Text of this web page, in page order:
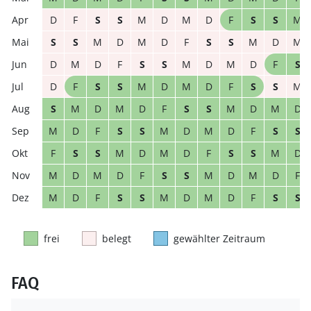
D
F S S M D M D F S S
M
S
S M D M D F S S M D
M
D
M D F S S M D M D F
S
D
F S S M D M D F S S
M
S
M D M D F S S M D M
D
M
D F S S M D M D F S
S
F
S S M D M D F S S M
D
M
D M D F S S M D M D
F
M
D F S S M D M D F S S
frei belegt gewählter Zeitraum
FAQ